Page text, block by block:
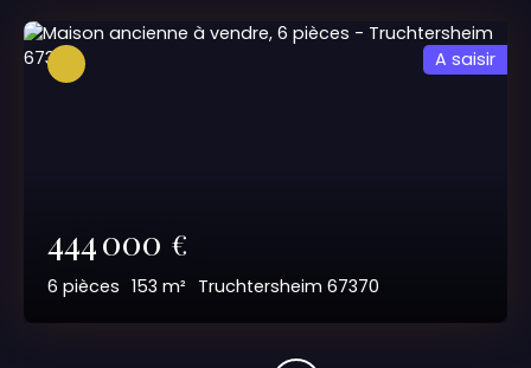
444 000 €
6 pièces 153 m² Truchtersheim 67370
A saisir